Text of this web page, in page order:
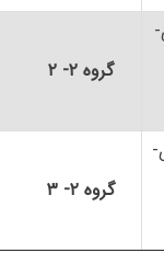
گروه ۲- ۲
گروه ۲- ۳